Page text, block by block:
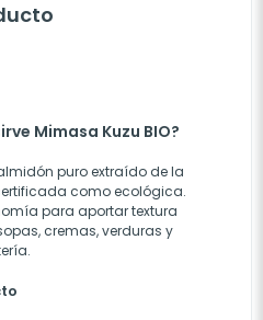
Mimasa Kuzu BIO?
puro extraído de la
como ecológica.
para aportar textura
cremas, verduras y